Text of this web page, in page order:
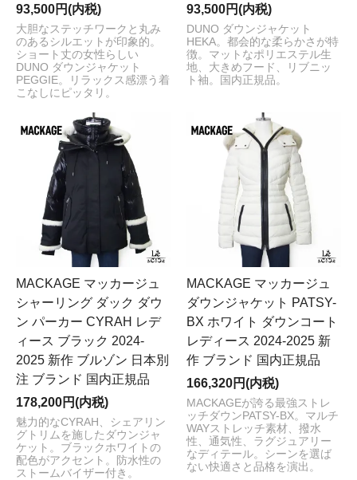
93,500円(内税)
大胆なステッチワークと丸み
のあるシルエットが印象的。
ショート丈の女性らしい
DUNO ダウンジャケット
PEGGIE。リラックス感漂う着
こなしにピッタリ。
93,500円(内税)
DUNO ダウンジャケット
HEKA。都会的な柔らかさが特
徴。マットなポリエステル生
地、大きめフード、リブニッ
ト袖。国内正規品。
MACKAGE マッカージュ
シャーリング ダック ダウ
ン パーカー CYRAH レデ
ィース ブラック 2024-
2025 新作 ブルゾン 日本別
注 ブランド 国内正規品
178,200円(内税)
魅力的なCYRAH、シェアリン
グトリムを施したダウンジャ
ケット。ブラックホワイトの
配色がアクセント。防水性の
ストームバイザー付き。
MACKAGE マッカージュ
ダウンジャケット PATSY-
BX ホワイト ダウンコート
レディース 2024-2025 新
作 ブランド 国内正規品
166,320円(内税)
MACKAGEが誇る最強ストレ
ッチダウンPATSY-BX。マルチ
WAYストレッチ素材、撥水
性、通気性、ラグジュアリー
なディテール。シーンを選ば
ない快適さと品格を演出。